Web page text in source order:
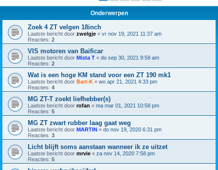
Onderwerpen
Zoek 4 ZT velgen 18inch
Laatste bericht door zwelgje « vr nov 19, 2021 11:37 am
Reacties: 2
VIS motoren van Baificar
Laatste bericht door Mista T « do sep 30, 2021 9:58 am
Reacties: 2
Wat is een hoge KM stand voor een ZT 190 mk1
Laatste bericht door Bart-K « wo apr 21, 2021 4:33 pm
Reacties: 4
MG ZT-T zoekt liefhebber(s)
Laatste bericht door rofan « ma mar 01, 2021 10:58 pm
Reacties: 5
MG ZT zwart rubber laag gaat weg
Laatste bericht door MARTIN « do nov 19, 2020 6:31 pm
Reacties: 3
Licht blijft soms aanstaan wanneer ik ze uitzet
Laatste bericht door mrvie « za nov 14, 2020 7:58 pm
Reacties: 5